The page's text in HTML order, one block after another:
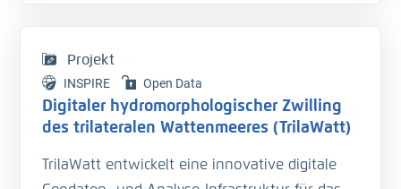
der Entwässerung des Hinterlandes führt. Das
Kooperationsprojekt „Zukunft Eider“ wurde
geschaffen um Vorarbeiten zu leisten, welche
Anpassungen und Erweiterungen der
Projekt
INSPIRE Open Data
Digitaler hydromorphologischer Zwilling
des trilateralen Wattenmeeres (TrilaWatt)
TrilaWatt entwickelt eine innovative digitale